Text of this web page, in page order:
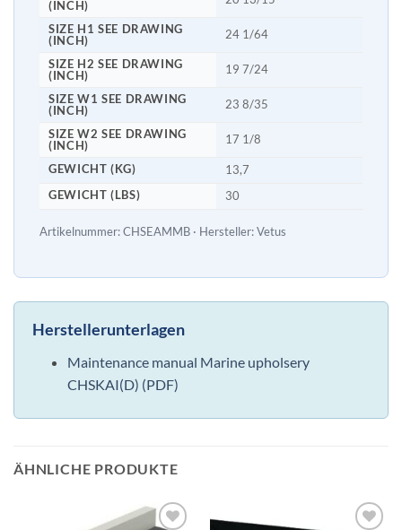
(INCH)
SIZE H1 SEE DRAWING
(INCH)
24 1/64
SIZE H2 SEE DRAWING
(INCH)
19 7/24
SIZE W1 SEE DRAWING
(INCH)
23 8/35
SIZE W2 SEE DRAWING
(INCH)
17 1/8
GEWICHT (KG)
13,7
GEWICHT (LBS)
30
Artikelnummer: CHSEAMMB · Hersteller: Vetus
Herstellerunterlagen
Maintenance manual Marine upholsery
CHSKAI(D) (PDF)
ÄHNLICHE PRODUKTE